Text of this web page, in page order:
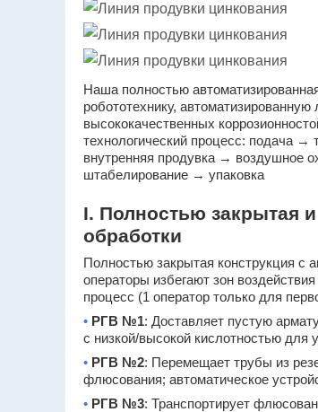
Наша полностью
робототехнику,
высококачественных
технологический процесс: подача
внутренняя продувка → воздушное
штабелирование → упаковка
I. Полностью закрытая
обработки
Полностью закрытая конструкция с
операторы избегают зон
процесс (1 оператор только для
• РГВ №1: Доставляет пустую
с низкой/высокой кислотностью для
• РГВ №2: Перемещает трубы из
флюсования; автоматическое
• РГВ №3: Транспортирует